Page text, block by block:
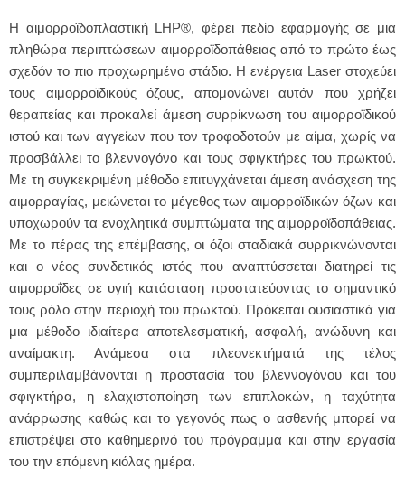
Η αιμορροϊδοπλαστική LHP®, φέρει πεδίο εφαρμογής σε μια
πληθώρα περιπτώσεων αιμορροϊδοπάθειας από το πρώτο έως
σχεδόν το πιο προχωρημένο στάδιο. Η ενέργεια Laser στοχεύει
τους αιμορροϊδικούς όζους, απομονώνει αυτόν που χρήζει
θεραπείας και προκαλεί άμεση συρρίκνωση του αιμορροϊδικού
ιστού και των αγγείων που τον τροφοδοτούν με αίμα, χωρίς να
προσβάλλει το βλεννογόνο και τους σφιγκτήρες του πρωκτού.
Με τη συγκεκριμένη μέθοδο επιτυγχάνεται άμεση ανάσχεση της
αιμορραγίας, μειώνεται το μέγεθος των αιμορροϊδικών όζων και
υποχωρούν τα ενοχλητικά συμπτώματα της αιμορροϊδοπάθειας.
Με το πέρας της επέμβασης, οι όζοι σταδιακά συρρικνώνονται
και ο νέος συνδετικός ιστός που αναπτύσσεται διατηρεί τις
αιμορροΐδες σε υγιή κατάσταση προστατεύοντας το σημαντικό
τους ρόλο στην περιοχή του πρωκτού. Πρόκειται ουσιαστικά για
μια μέθοδο ιδιαίτερα αποτελεσματική, ασφαλή, ανώδυνη και
αναίμακτη. Ανάμεσα στα πλεονεκτήματά της τέλος
συμπεριλαμβάνονται η προστασία του βλεννογόνου και του
σφιγκτήρα, η ελαχιστοποίηση των επιπλοκών, η ταχύτητα
ανάρρωσης καθώς και το γεγονός πως ο ασθενής μπορεί να
επιστρέψει στο καθημερινό του πρόγραμμα και στην εργασία
του την επόμενη κιόλας ημέρα.